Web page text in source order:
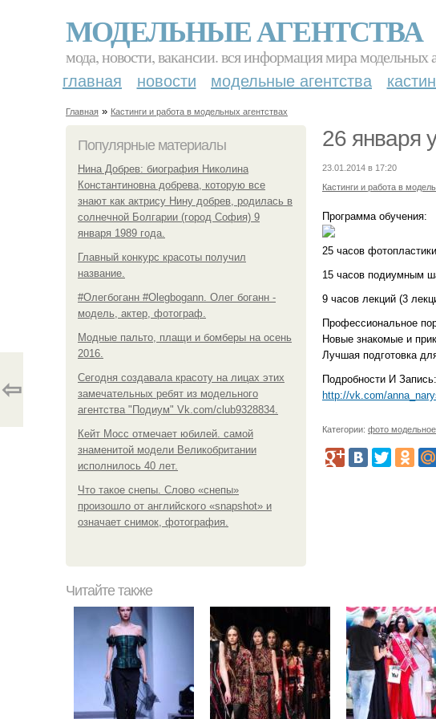
МОДЕЛЬНЫЕ АГЕНТСТВА
мода, новости, вакансии. вся информация мира модельных
главная новости модельные агентства
Главная » Кастинги и работа в модельных агентствах
Популярные материалы
Нина Добрев: биография Николина
Константиновна добрева, которую все
знают как актрису Нину добрев, родилась в
солнечной Болгарии (город София) 9
января 1989 года.
Главный конкурс красоты получил
название.
#Олегбоганн #Olegbogann. Олег боганн -
модель, актер, фотограф.
Модные пальто, плащи и бомберы на осень
2016.
Сегодня создавала красоту на лицах этих
замечательных ребят из модельного
агентства "Подиум" Vk.com/club9328834.
Кейт Мосс отмечает юбилей. самой
знаменитой модели Великобритании
исполнилось 40 лет.
Что такое снепы. Слово «снепы»
произошло от английского «snapshot» и
означает снимок, фотография.
26 января
23.01.2014 в 17:20
Кастинги и работа в
Программа обучения:
25 часов
15 часов подиумным
9 часов лекций (3
Профессиональное
Новые знакомые и
Лучшая подготовка
Подробности И Запись:
http://vk.com/
Категории: фото модельное
⇦
Читайте также